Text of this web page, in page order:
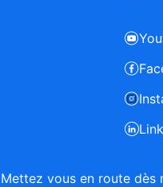
Mettez vous en route dès